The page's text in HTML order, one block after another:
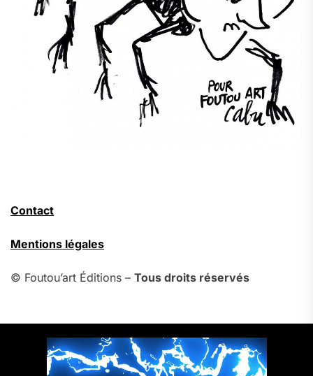
Contact
Mentions légales
© Foutou’art Éditions – Tous droits réservés